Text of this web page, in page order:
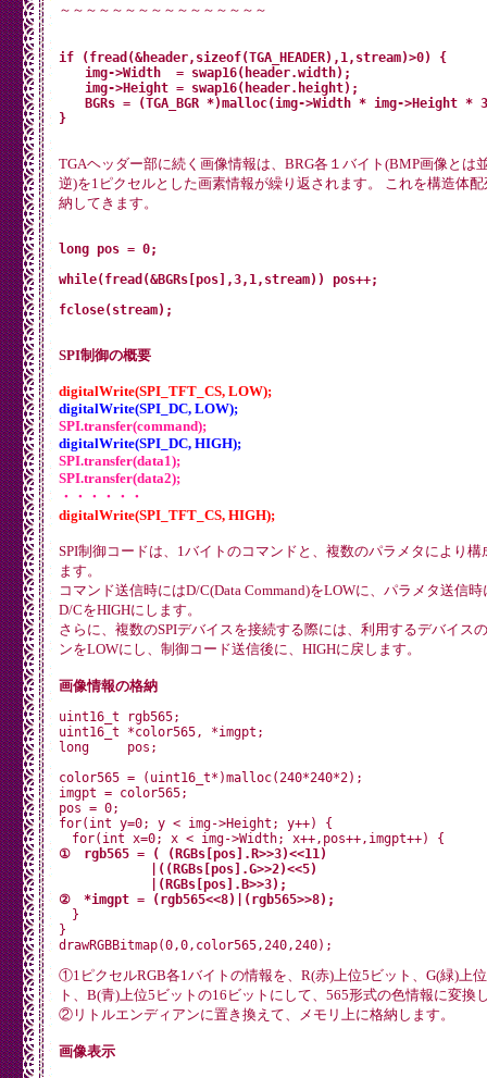
}
void tftSendCommand3(uint8_t command, uint8_t data1,
	digitalWrite(SPI_TFT_CS, LOW);
	digitalWrite(SPI_DC, LOW);  // Command mode
	SPI.transfer(command);
	digitalWrite(SPI_DC, HIGH); // Data mode
	SPI.transfer(data3);
	digitalWrite(SPI_TFT_CS, HIGH);
}
void tftSendCommand4(uint8_t command, uint8_t
	digitalWrite(SPI_TFT_CS, LOW);
	digitalWrite(SPI_DC, LOW);  // Command mode
	digitalWrite(SPI_DC, HIGH); // Data mode
	SPI.transfer(data3);
	digitalWrite(SPI_TFT_CS, HIGH);
}
void drawRGBBitmap(uint16_t x, uint16_t y, uint16_t
	uint8_t h, l;
	width--;
	h = (uint8_t)(width>>8);
	height--;
	l = (uint8_t)(height&0x00ff);
	tftSendCommand4(0x2B,x,y,h,l); // Row Address
	digitalWrite(SPI_TFT_CS, LOW);
	digitalWrite(SPI_DC, LOW);  // Command mode
	SPI.transfer(0x2C);
	digitalWrite(SPI_DC, HIGH); // Data mode
	SPI.transfer(color565, width*height*2);
	digitalWrite(SPI_TFT_CS, HIGH);
}
// 表示開始ライン設定
void dispStartLine(uint16_t y) {
	uint8_t yH = (y >> 8) & 0xFF ;
	digitalWrite(SPI_TFT_CS, LOW);
	digitalWrite(SPI_DC, LOW);  // Command mode
	SPI.transfer(0x37);
	digitalWrite(SPI_DC, HIGH); // Data mode
	SPI.transfer(yH);
}
void init_tft() {
	pinMode(SPI_TFT_CS,OUTPUT);
	pinMode(SPI_DC, OUTPUT);
//	pinMode(SPI_RST, OUTPUT);
//	digitalWrite(SPI_TFT_CS, HIGH);
	// --- HARD Ware Reset
	if (SPI_RST >= 0) {
～～～～～～～～～～～～～～～～
if (fread(&header,sizeof(TGA_HEADER),1,stream)>0) {
img->Width  = swap16(header.width);
img->Height = swap16(header.height);
BGRs = (TGA_BGR *)malloc(img->Width * img->Height *
}
TGAヘッダー部に続く画像情報は、BRG各１バイト(BMP画像とは
逆)を1ピクセルとした画素情報が繰り返されます。 これを構造体配
納してきます。
long pos = 0;
while(fread(&BGRs[pos],3,1,stream)) pos++;
SPI制御の概要
digitalWrite(SPI_TFT_CS, LOW);
digitalWrite(SPI_DC, LOW);
SPI.transfer(command);
digitalWrite(SPI_DC, HIGH);
SPI.transfer(data1);
SPI.transfer(data2);
・・・・・・
digitalWrite(SPI_TFT_CS, HIGH);
SPI制御コードは、1バイトのコマンドと、複数のパラメタにより構
ます。
コマンド送信時にはD/C(Data Command)をLOWに、パラメタ送信時
D/CをHIGHにします。
さらに、複数のSPIデバイスを接続する際には、利用するデバイス
ンをLOWにし、制御コード送信後に、HIGHに戻します。
画像情報の格納
uint16_t rgb565;
uint16_t *color565, *imgpt;
long     pos;
color565 = (uint16_t*)malloc(240*240*2);
imgpt = color565;
pos = 0;
for(int y=0; y < img->Height; y++) {
①　rgb565 = ( (RGBs[pos].R>>3)<<11)
|((RGBs[pos].G>>2)<<5)
|(RGBs[pos].B>>3);
②　*imgpt = (rgb565<<8)|(rgb565>>8);
}
}
①1ピクセルRGB各1バイトの情報を、R(赤)上位5ビット、G(緑)上
ト、B(青)上位5ビットの16ビットにして、565形式の色情報に変換
②リトルエンディアンに置き換えて、メモリ上に格納します。
画像表示